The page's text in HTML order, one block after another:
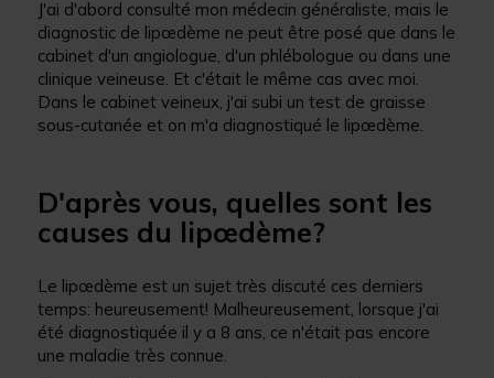
J'ai d'abord consulté mon médecin généraliste, mais le
diagnostic de lipœdème ne peut être posé que dans le
cabinet d'un angiologue, d'un phlébologue ou dans une
clinique veineuse. Et c'était le même cas avec moi.
Dans le cabinet veineux, j'ai subi un test de graisse
sous-cutanée et on m'a diagnostiqué le lipœdème.
D'après vous, quelles sont les
causes du lipœdème?
Le lipœdème est un sujet très discuté ces derniers
temps: heureusement! Malheureusement, lorsque j'ai
été diagnostiquée il y a 8 ans, ce n'était pas encore
une maladie très connue.